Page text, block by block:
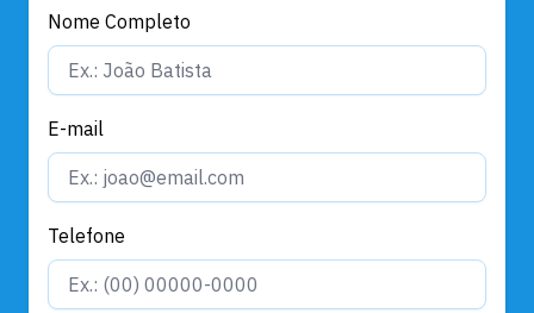
Nome Completo
E-mail
Telefone